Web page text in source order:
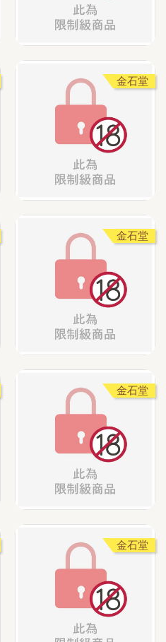
金石堂
金石堂
金石堂
金石堂